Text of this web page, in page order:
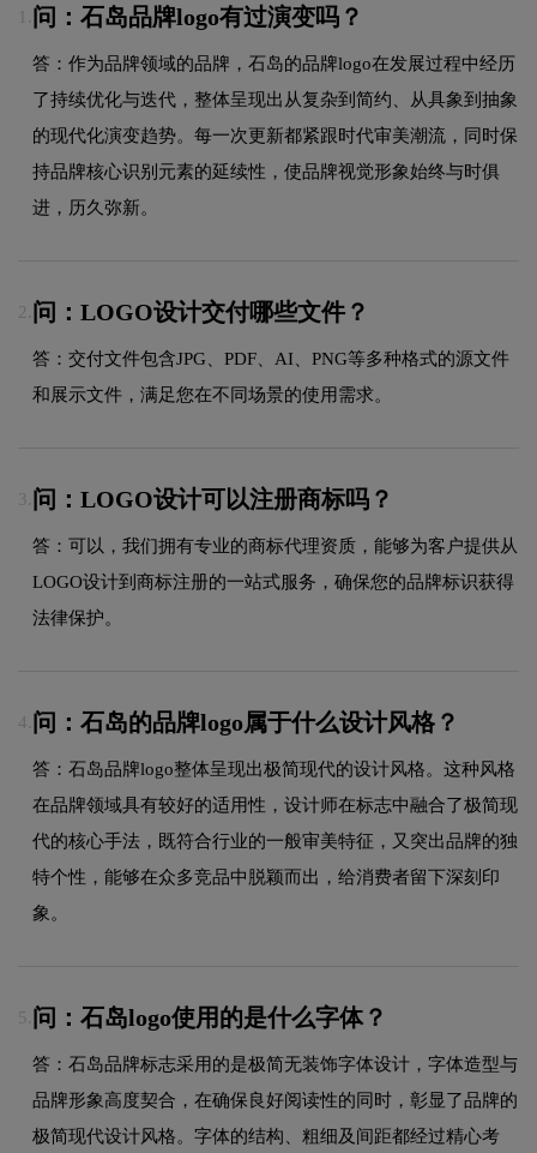
问：石岛品牌logo有过演变吗？
答：作为品牌领域的品牌，石岛的品牌logo在发展过程中经历
了持续优化与迭代，整体呈现出从复杂到简约、从具象到抽象
的现代化演变趋势。每一次更新都紧跟时代审美潮流，同时保
持品牌核心识别元素的延续性，使品牌视觉形象始终与时俱
进，历久弥新。
2. 问：LOGO设计交付哪些文件？
答：交付文件包含JPG、PDF、AI、PNG等多种格式的源文件
和展示文件，满足您在不同场景的使用需求。
3. 问：LOGO设计可以注册商标吗？
答：可以，我们拥有专业的商标代理资质，能够为客户提供从
LOGO设计到商标注册的一站式服务，确保您的品牌标识获得
法律保护。
4. 问：石岛的品牌logo属于什么设计风格？
答：石岛品牌logo整体呈现出极简现代的设计风格。这种风格
在品牌领域具有较好的适用性，设计师在标志中融合了极简现
代的核心手法，既符合行业的一般审美特征，又突出品牌的独
特个性，能够在众多竞品中脱颖而出，给消费者留下深刻印
象。
5. 问：石岛logo使用的是什么字体？
答：石岛品牌标志采用的是极简无装饰字体设计，字体造型与
品牌形象高度契合，在确保良好阅读性的同时，彰显了品牌的
极简现代设计风格。字体的结构、粗细及间距都经过精心考